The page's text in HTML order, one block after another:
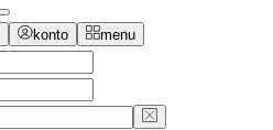
konto menu